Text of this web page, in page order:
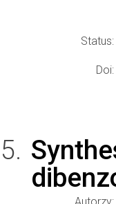
Status:
Doi: